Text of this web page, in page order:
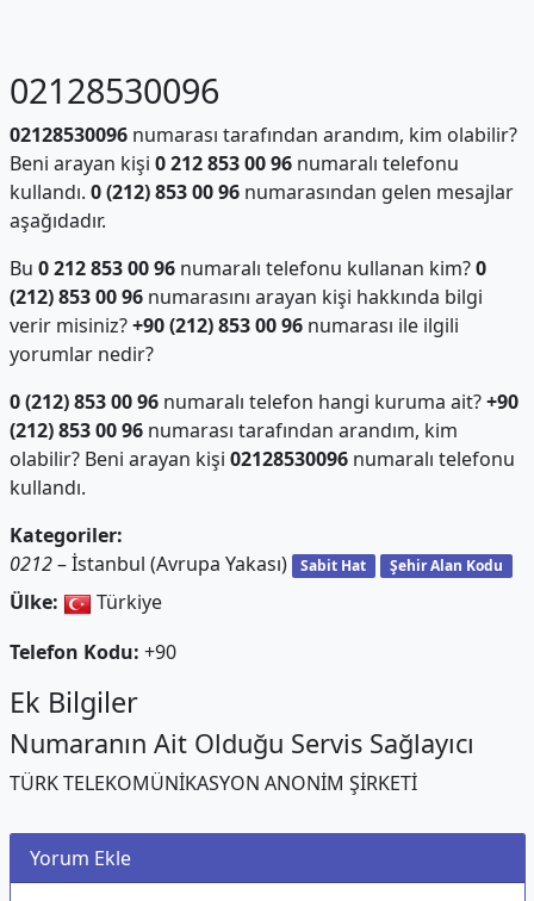
02128530096
02128530096numarası tarafından arandım, kim olabilir?
Beni arayan kişi 0 212 853 00 96numaralı telefonu
kullandı. 0 (212) 853 00 96numarasından gelen mesajlar
aşağıdadır.
Bu 0 212 853 00 96numaralı telefonu kullanan kim?0
(212) 853 00 96numarasını arayan kişi hakkında bilgi
verir misiniz?+90 (212) 853 00 96numarası ile ilgili
yorumlar nedir?
0 (212) 853 00 96numaralı telefon hangi kuruma ait?+90
(212) 853 00 96numarası tarafından arandım, kim
olabilir? Beni arayan kişi 02128530096numaralı telefonu
kullandı.
Kategoriler:
0212– İstanbul (Avrupa Yakası) Sabit Hat Şehir Alan Kodu
Ülke:
Türkiye
Telefon Kodu: +90
Ek Bilgiler
Numaranın Ait Olduğu Servis Sağlayıcı
TÜRK TELEKOMÜNİKASYON ANONİM ŞİRKETİ
Yorum Ekle